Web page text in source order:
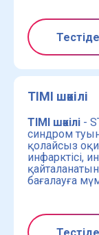
TIMI шәкілі
TIMI шәкілі -
синдром
қолайсыз
инфарктісі,
бағалауға